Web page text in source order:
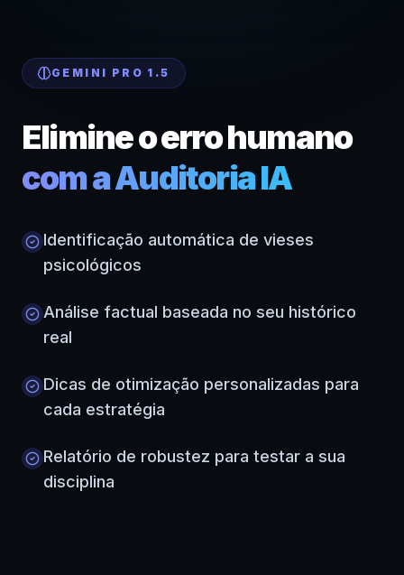
GEMINI PRO 1.5
Elimine o erro humano
com a Auditoria IA
Identificação automática de vieses
psicológicos
Análise factual baseada no seu histórico
real
Dicas de otimização personalizadas para
cada estratégia
Relatório de robustez para testar a sua
disciplina